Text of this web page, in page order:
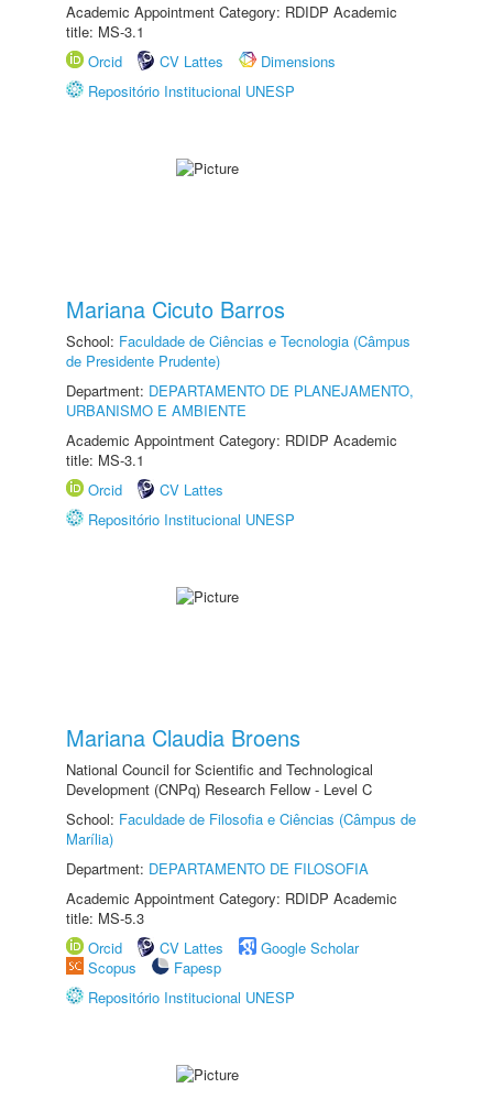
Academic Appointment Category: RDIDP Academic
title: MS-3.1
Orcid
CV Lattes
Dimensions
Repositório Institucional UNESP
Mariana Cicuto Barros
School: Faculdade de Ciências e Tecnologia (Câmpus
de Presidente Prudente)
Department: DEPARTAMENTO DE PLANEJAMENTO,
URBANISMO E AMBIENTE
Academic Appointment Category: RDIDP Academic
title: MS-3.1
Orcid
CV Lattes
Repositório Institucional UNESP
Mariana Claudia Broens
National Council for Scientific and Technological
Development (CNPq) Research Fellow - Level C
School: Faculdade de Filosofia e Ciências (Câmpus de
Marília)
Department: DEPARTAMENTO DE FILOSOFIA
Academic Appointment Category: RDIDP Academic
title: MS-5.3
Orcid
CV Lattes
Google Scholar
Scopus
Fapesp
Repositório Institucional UNESP